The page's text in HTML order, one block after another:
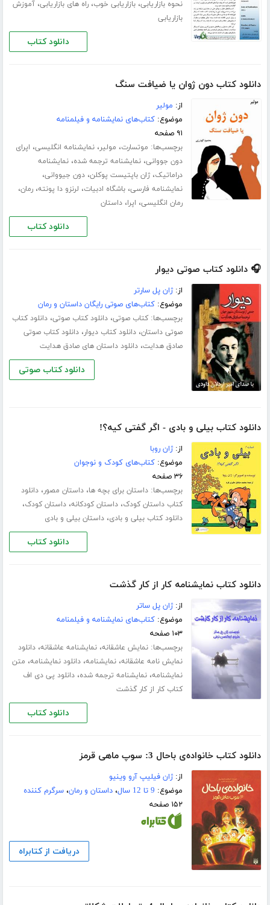
نحوه بازاریابی،بازاریابی خوب،راه های بازاریابی،آموزش
بازاریابی
دانلود کتاب
دانلود کتاب دون ژوان یا ضیافت سنگ
از: مولیر
موضوع:کتاب‌های نمایشنامه و فیلمنامه
۹۱ صفحه
برچسب‌ها: موتسارت، مولیر،نمایشنامه انگلیسی، اپرای
دون جووانی،نمایشنامه ترجمه شده،نمایشنامه
دراماتیک،ژان باپتیست پوکلن،دون جیووانی،
نمایشنامه فارسی،باشگاه ادبیات، لرنزو دا پونته،رمان،
رمان انگلیسی، اپرا،داستان
دانلود کتاب
🎧 دانلود کتاب صوتی دیوار
از:ژان پل سارتر
موضوع:کتاب‌های صوتی رایگان داستان و رمان
برچسب‌ها:کتاب صوتی،دانلود کتاب صوتی،دانلود کتاب
صوتی داستان،دانلود کتاب دیوار،دانلود کتاب صوتی
صادق هدایت،دانلود داستان های صادق هدایت
دانلود کتاب صوتی
دانلود کتاب بیلی و بادی - اگر گفتی کیه؟!
از:ژان روبا
موضوع:کتاب‌های کودک و نوجوان
۳۶ صفحه
برچسب‌ها:داستان برای بچه ها،داستان مصور،دانلود
کتاب داستان کودک،داستان کودکانه،داستان کودک،
دانلود کتاب بیلی و بادی،داستان بیلی و بادی
دانلود کتاب
دانلود کتاب نمایشنامه کار از کار گذشت
از:ژان پل ساتر
موضوع:کتاب‌های نمایشنامه و فیلمنامه
۱۰۳ صفحه
برچسب‌ها:نمایش عاشقانه،نمایشنامه عاشقانه،دانلود
نمایش نامه عاشقانه،نمایشنامه،دانلود نمایشنامه، متن
نمایشنامه،نمایشنامه ترجمه شده،دانلود پی دی اف
کتاب کار از کار گذشت
دانلود کتاب
دانلود کتاب خانواده‌ی باحال 3: سوپ ماهی قرمز
از:ژان فیلیپ آرو وینیو
موضوع: 9 تا 12 سال ،داستان و رمان،سرگرم کننده
۱۵۲ صفحه
دریافت از کتابراه